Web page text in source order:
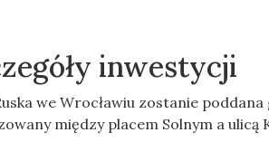
inwestycji
we Wrocławiu zostanie
między placem Solnym a ulicą